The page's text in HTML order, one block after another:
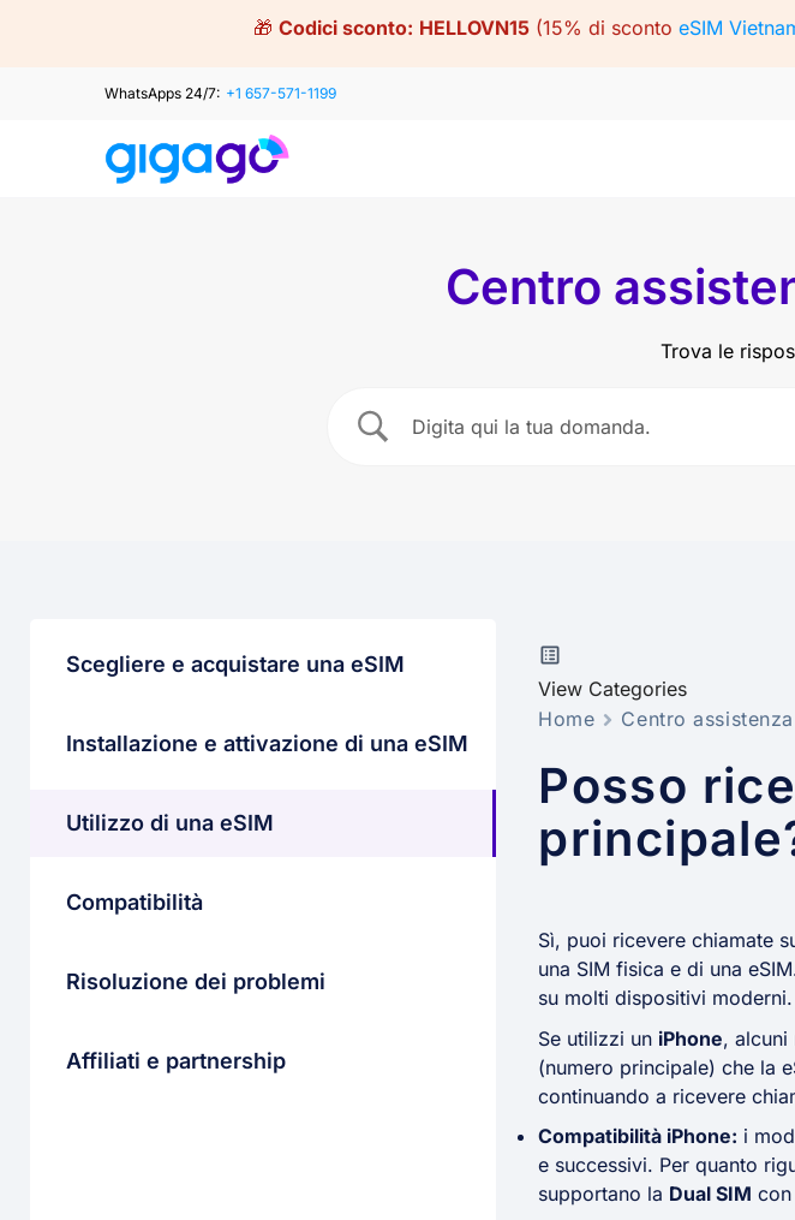
🎁 Codici sconto: HELLOVN15 (15% di sconto eSIM
WhatsApps 24/7: +1 657-571-1199
Centro
Trova le
Scegliere e acquistare una eSIM
Installazione e attivazione di una eSIM
Utilizzo di una eSIM
Compatibilità
Risoluzione dei problemi
Affiliati e partnership
View Categories
Home
Centro
Posso
Sì, puoi ricevere chiamate
una SIM fisica e di una
su molti dispositivi moderni.
Se utilizzi un iPhone, alcuni
(numero principale) che la
continuando a ricevere
Compatibilità iPhone: i
e successivi. Per quanto
supportano la Dual SIM con